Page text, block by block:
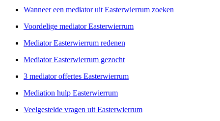
Wanneer een mediator uit Easterwierrum zoeken
Voordelige mediator Easterwierrum
Mediator Easterwierrum redenen
Mediator Easterwierrum gezocht
3 mediator offertes Easterwierrum
Mediation hulp Easterwierrum
Veelgestelde vragen uit Easterwierrum